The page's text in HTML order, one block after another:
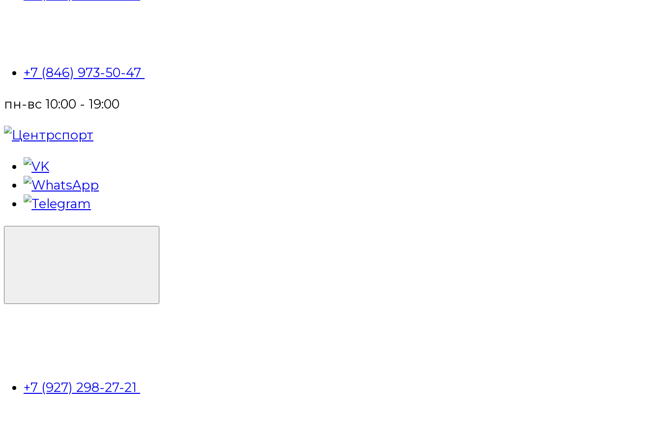
+7 (846) 973-50-47
пн-вс 10:00 - 19:00
+7 (927) 298-27-21